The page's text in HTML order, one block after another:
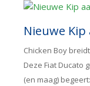
Nieuwe
Chicken Boy
Deze Fiat Ducato
(en maag)